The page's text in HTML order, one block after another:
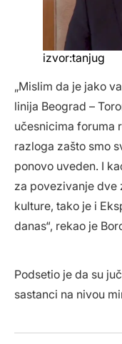
izvor:tanjug
„Mislim da je jako
linija Beograd –
učesnicima foruma
razloga zašto smo
ponovo uveden. I
za povezivanje dve
kulture, tako je i
danas“, rekao je
Podsetio je da su
sastanci na nivou